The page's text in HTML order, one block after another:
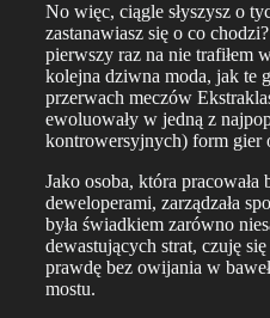
No więc, ciągle słyszysz o
zastanawiasz się o co
pierwszy raz na nie trafiłem
kolejna dziwna moda, jak te
przerwach meczów
ewoluowały w jedną z
kontrowersyjnych) form gier
Jako osoba, która pracowała
deweloperami, zarządzała
była świadkiem zarówno
dewastujących strat, czuję
prawdę bez owijania w
mostu.